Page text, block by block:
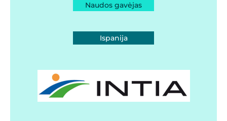
Naudos gavėjas
Ispanija